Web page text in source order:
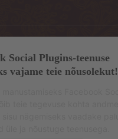
Social Plugins-teenuse
vajame teie nõusolekut!